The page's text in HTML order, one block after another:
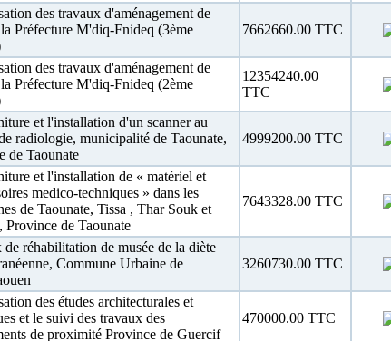
des travaux d'aménagement de
Préfecture M'diq-Fnideq (3ème
7662660.00 TTC
des travaux d'aménagement de
Préfecture M'diq-Fnideq (2ème
12354240.00
TTC
et l'installation d'un scanner au
radiologie, municipalité de Taounate,
de Taounate
4999200.00 TTC
et l'installation de « matériel et
medico-techniques » dans les
de Taounate, Tissa , Thar Souk et
Province de Taounate
7643328.00 TTC
de réhabilitation de musée de la diète
Commune Urbaine de
3260730.00 TTC
des études architecturales et
et le suivi des travaux des
de proximité Province de Guercif
470000.00 TTC